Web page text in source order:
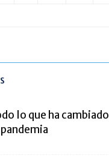
lo que ha cambiado